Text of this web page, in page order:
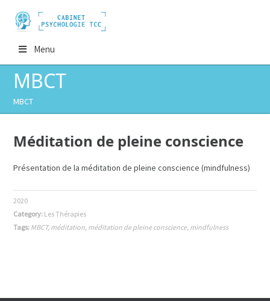
Menu
MBCT
MBCT
Méditation de pleine conscience
Présentation de la méditation de pleine conscience (mindfulness)
2020
Category: Les Thérapies
Tags: MBCT, méditation, méditation de pleine conscience, mindfulness